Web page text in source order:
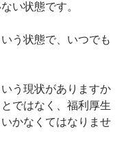
い状態です。
う状態で、いつでも
う現状がありますか
ではなく、福利厚生
かなくてはなりませ